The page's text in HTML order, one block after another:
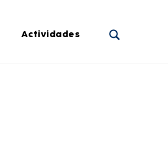
Actividades